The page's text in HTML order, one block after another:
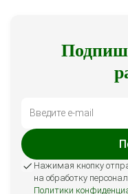
Нажимая кнопку
на обработку
Политики